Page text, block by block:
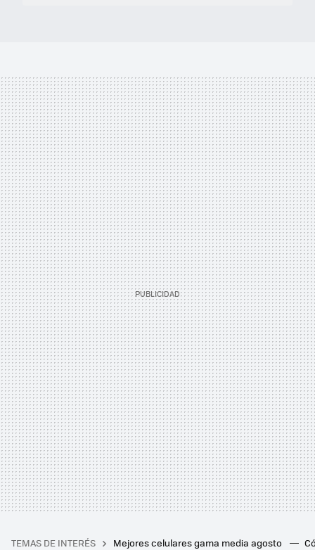
TEMAS DE INTERÉS Mejores celulares gama media agosto